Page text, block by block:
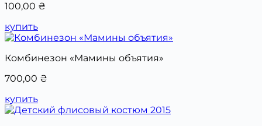
100,00 ₴
купить
Комбинезон «Мамины объятия»
700,00 ₴
купить